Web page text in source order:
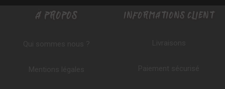
À PROPOS INFORMATIONS CLIENT